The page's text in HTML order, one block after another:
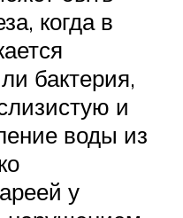
когда в
бактерия,
и
воды из
у